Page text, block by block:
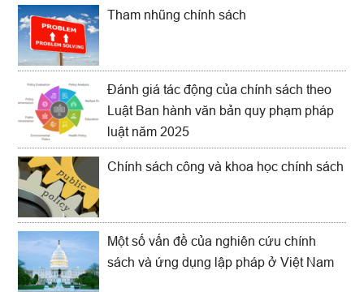
Tham nhũng chính sách
Đánh giá tác động của chính sách theo
Luật Ban hành văn bản quy phạm pháp
luật năm 2025
Chính sách công và khoa học chính sách
Một số vấn đề của nghiên cứu chính
sách và ứng dụng lập pháp ở Việt Nam